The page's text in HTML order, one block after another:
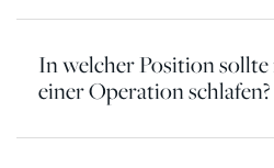
In welcher Position sollte
einer Operation schlafen?